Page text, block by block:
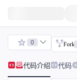
0 Fork
代码介绍 代码